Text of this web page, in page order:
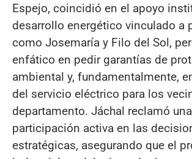
Espejo, coincidió en el apoyo
desarrollo energético vinculado a
como Josemaría y Filo del Sol,
enfático en pedir garantías de
ambiental y, fundamentalmente,
del servicio eléctrico para los
departamento. Jáchal reclamó una
participación activa en las
estratégicas, asegurando que el